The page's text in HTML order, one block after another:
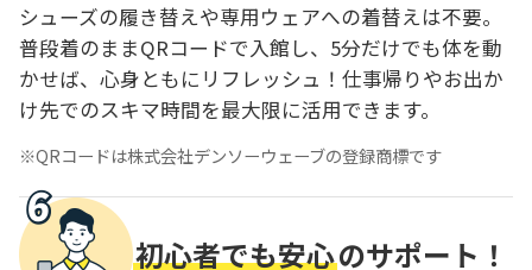
シューズの履き替えや専用ウェアへの着替えは不要。
普段着のままQRコードで入館し、5分だけでも体を動
かせば、心身ともにリフレッシュ！仕事帰りやお出か
け先でのスキマ時間を最大限に活用できます。
QRコードは株式会社デンソーウェーブの登録商標です
初心者でも安心のサポート！